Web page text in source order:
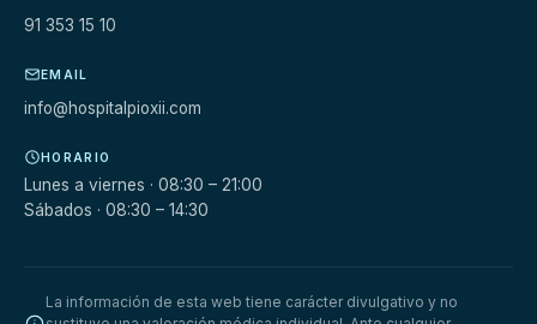
91 353 15 10
EMAIL
info@hospitalpioxii.com
HORARIO
Lunes a viernes · 08:30 – 21:00
Sábados · 08:30 – 14:30
La información de esta web tiene carácter divulgativo y no